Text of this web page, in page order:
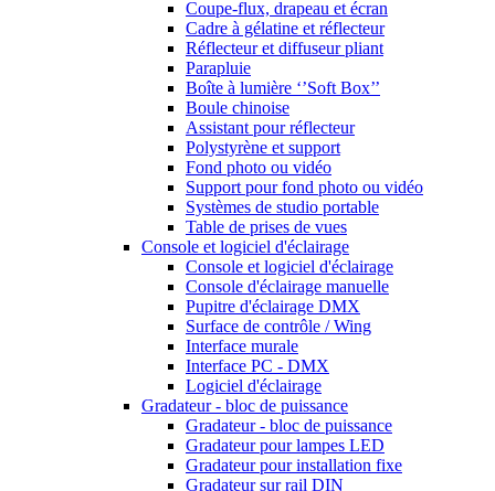
Coupe-flux, drapeau et écran
Cadre à gélatine et réflecteur
Réflecteur et diffuseur pliant
Parapluie
Boîte à lumière ‘’Soft Box’’
Boule chinoise
Assistant pour réflecteur
Polystyrène et support
Fond photo ou vidéo
Support pour fond photo ou vidéo
Systèmes de studio portable
Table de prises de vues
Console et logiciel d'éclairage
Console et logiciel d'éclairage
Console d'éclairage manuelle
Pupitre d'éclairage DMX
Surface de contrôle / Wing
Interface murale
Interface PC - DMX
Logiciel d'éclairage
Gradateur - bloc de puissance
Gradateur - bloc de puissance
Gradateur pour lampes LED
Gradateur pour installation fixe
Gradateur sur rail DIN